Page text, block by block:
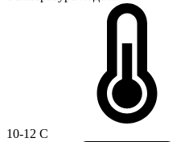
10-12 C